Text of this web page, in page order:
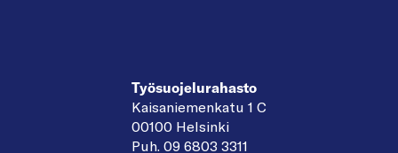
Työsuojelurahasto
Kaisaniemenkatu 1 C
00100 Helsinki
Puh. 09 6803 3311